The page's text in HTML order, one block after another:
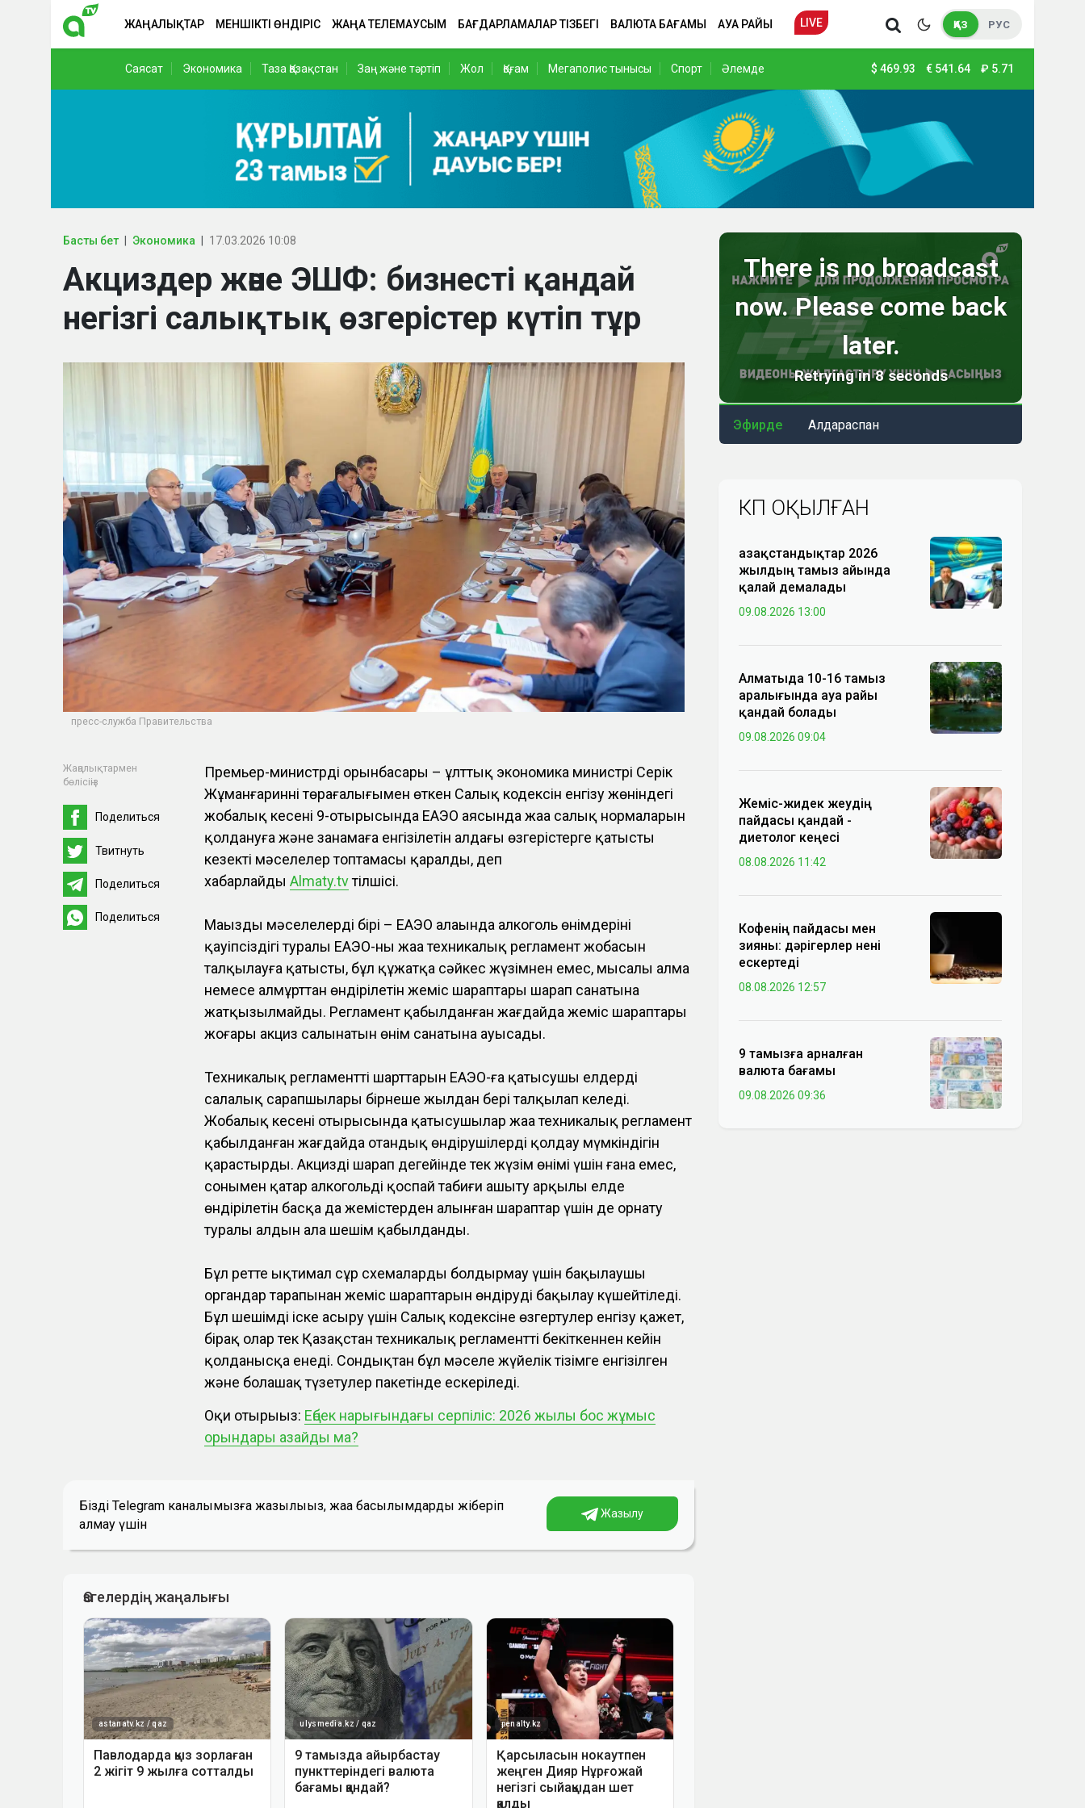
ЖАҢАЛЫҚТАР МЕНШІКТІ ӨНДІРІС ЖАҢА ТЕЛЕМАУСЫМ БАҒДАРЛАМАЛАР ТІЗБЕГІ ВАЛЮТА БАҒАМЫ АУА РАЙЫ LIVE ҚАЗ РУС
Саясат Экономика Таза Қазақстан Заң және тәртіп Жол Қоғам Мегаполис тынысы Спорт Әлемде $ 469.93 € 541.64 ₽ 5.71
Басты бет Экономика 17.03.2026 10:08
Акциздер және ЭШФ: бизнесті қандай
негізгі салықтық өзгерістер күтіп тұр
пресс-служба Правительства
Жаңалықтармен
бөлісіңіз
Поделиться
Твитнуть
Поделиться
Поделиться
Премьер-министрдің орынбасары – ұлттық экономика министрі Серік
Жұманғариннің төрағалығымен өткен Салық кодексін енгізу жөніндегі
жобалық кеңсенің 9-отырысында ЕАЭО аясында жаңа салық нормаларын
қолдануға және заңнамаға енгізілетін алдағы өзгерістерге қатысты
кезекті мәселелер топтамасы қаралды, деп
хабарлайдыAlmaty.tvтілшісі.
Маңызды мәселелердің бірі – ЕАЭО алаңында алкоголь өнімдерінің
қауіпсіздігі туралы ЕАЭО-ның жаңа техникалық регламент жобасын
талқылауға қатысты, бұл құжатқа сәйкес жүзімнен емес, мысалы алма
немесе алмұрттан өндірілетін жеміс шараптары шарап санатына
жатқызылмайды. Регламент қабылданған жағдайда жеміс шараптары
жоғары акциз салынатын өнім санатына ауысады.
Техникалық регламенттің шарттарын ЕАЭО-ға қатысушы елдердің
салалық сарапшылары бірнеше жылдан бері талқылап келеді.
Жобалық кеңсенің отырысында қатысушылар жаңа техникалық регламент
қабылданған жағдайда отандық өндірушілерді қолдау мүмкіндігін
қарастырды. Акцизді шарап деңгейінде тек жүзім өнімі үшін ғана емес,
сонымен қатар алкогольді қоспай табиғи ашыту арқылы елде
өндірілетін басқа да жемістерден алынған шараптар үшін де орнату
туралы алдын ала шешім қабылданды.
Бұл ретте ықтимал сұр схемаларды болдырмау үшін бақылаушы
органдар тарапынан жеміс шараптарын өндіруді бақылау күшейтіледі.
Бұл шешімді іске асыру үшін Салық кодексіне өзгертулер енгізу қажет,
бірақ олар тек Қазақстан техникалық регламентті бекіткеннен кейін
қолданысқа енеді. Сондықтан бұл мәселе жүйелік тізімге енгізілген
және болашақ түзетулер пакетінде ескеріледі.
Оқи отырыңыз: Еңбек нарығындағы серпіліс: 2026 жылы бос жұмыс
орындары азайды ма?
Біздің Telegram каналымызға жазылыңыз, жаңа басылымдарды жіберіп
алмау үшін
Жазылу
Эфирде Алдараспан
КӨП ОҚЫЛҒАН
Қазақстандықтар 2026
жылдың тамыз айында
қалай демалады
09.08.2026 13:00
Алматыда 10-16 тамыз
аралығында ауа райы
қандай болады
09.08.2026 09:04
Жеміс-жидек жеудің
пайдасы қандай -
диетолог кеңесі
08.08.2026 11:42
Кофенің пайдасы мен
зияны: дәрігерлер нені
ескертеді
08.08.2026 12:57
9 тамызға арналған
валюта бағамы
09.08.2026 09:36